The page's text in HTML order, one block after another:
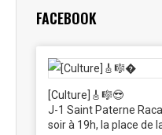
FACEBOOK
[Culture]🎸🎼😎
J-1 Saint Paterne
soir à 19h, la place de